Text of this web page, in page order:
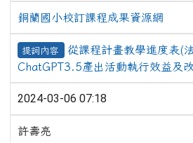
銅蘭國小校訂課程成果資源網
提詞內容
從課程計畫教學進度表(
ChatGPT3.5產出活動執行效益及
2024-03-06 07:18
許壽亮